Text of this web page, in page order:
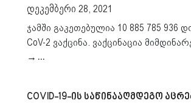
დეკემბერი 28, 2021
ჯამში გაკეთებულია 10 885 785 936
CoV-2 ვაქცინა. ვაქცინაცია
→…
COVID-19-ის საწინააღმდეგო